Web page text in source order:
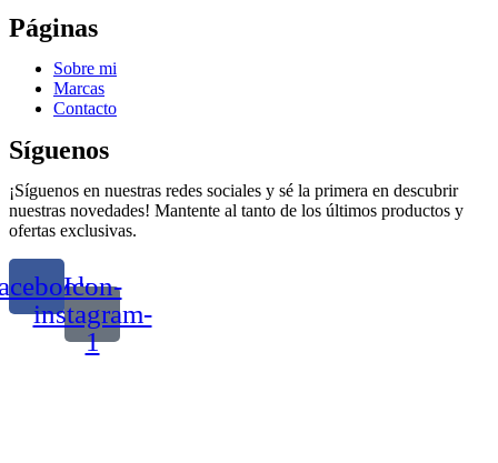
Páginas
Sobre mi
Marcas
Contacto
Síguenos
¡Síguenos en nuestras redes sociales y sé la primera en descubrir
nuestras novedades! Mantente al tanto de los últimos productos y
ofertas exclusivas.
Icon-
instagram-
1